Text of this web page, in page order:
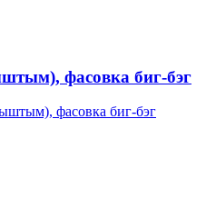
фасовка биг-бэг